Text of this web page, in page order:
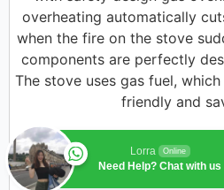
overheating automatically
when the fire on the stove
components are perfectly
The stove uses gas fuel,
friendly and
Lorra Online
Need Help? Chat with us